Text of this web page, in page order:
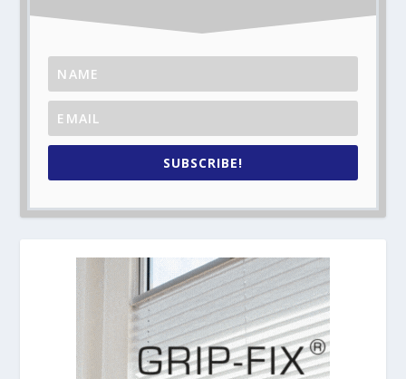
SUBSCRIBE!